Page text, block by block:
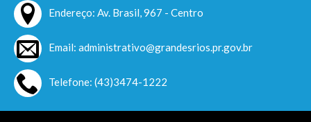
Endereço: Av. Brasil, 967 - Centro
Email: administrativo@grandesrios.pr.gov.br
Telefone: (43)3474-1222